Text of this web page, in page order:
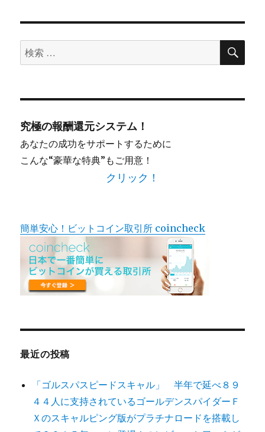
検
索
象:
検
究極の報酬還元システム！
あなたの成功をサポートするために
こんな“豪華な特典”もご用意！
クリック！
簡単安心！ビットコイン取引所 coincheck
最近の投稿
「ゴルスパスピードスキャル」 半年で延べ８９
４４人に支持されているゴールデンスパイダーＦ
Ｘのスキャルピング版がプラチナロードを搭載し